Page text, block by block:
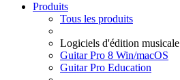
Produits
Tous les produits
Logiciels d'édition musicale
Guitar Pro 8 Win/macOS
Guitar Pro Education